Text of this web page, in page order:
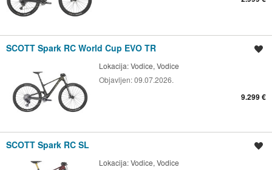
SCOTT Spark RC World Cup EVO TR
Lokacija:Vodice, Vodice
Objavljen:09.07.2026.
9.299 €
SCOTT Spark RC SL
Lokacija:Vodice, Vodice